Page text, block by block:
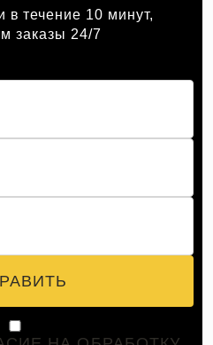
течение 10 минут,
заказы 24/7